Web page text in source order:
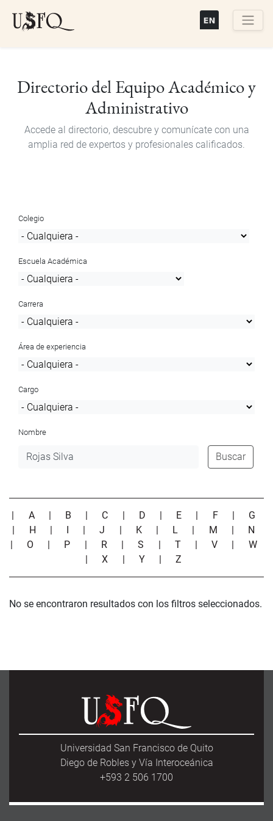
Directorio del Equipo Académico y
Administrativo
Accede al directorio, descubre y comunícate con una
amplia red de expertos y profesionales calificados.
Colegio
Escuela Académica
Carrera
Área de experiencia
Cargo
Nombre
Buscar
| A | B | C | D | E | F | G
| H | I |J | K | L | M | N
| O | P | R |S | T |V | W
|X | Y |Z
No se encontraron resultados con los filtros seleccionados.
Universidad San Francisco de Quito
Diego de Robles y Vía Interoceánica
+593 2 506 1700